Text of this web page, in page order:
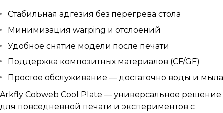
Стабильная адгезия без перегрева стола
Минимизация warping и отслоений
Удобное снятие модели после печати
Поддержка композитных материалов (CF/GF)
Простое обслуживание — достаточно воды и мыла
Arkfly Cobweb Cool Plate — универсальное решение
для повседневной печати и экспериментов с